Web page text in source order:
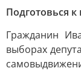
Подготовься
Гражданин
выборах